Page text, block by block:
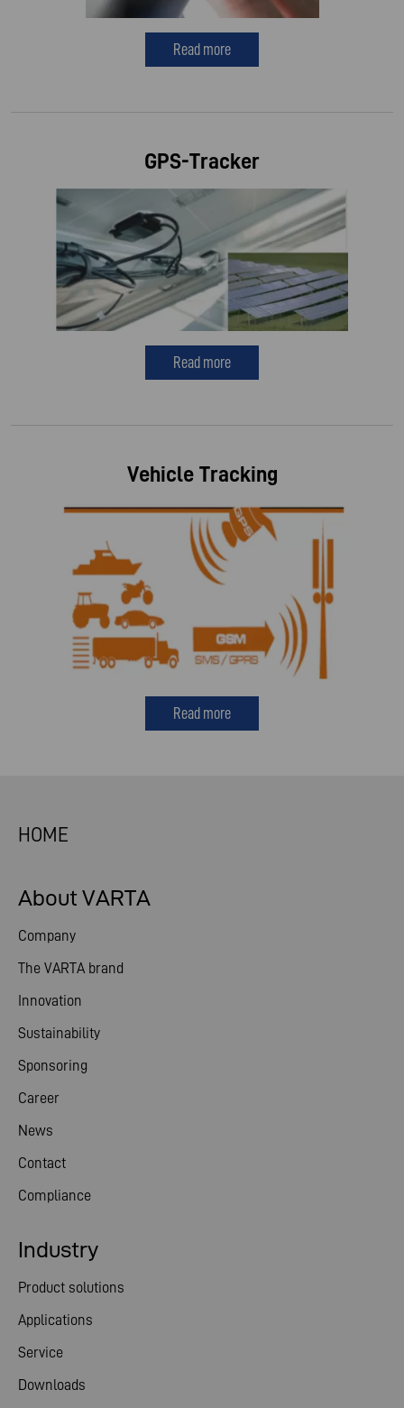
Read more
GPS-Tracker
Read more
Vehicle Tracking
Read more
HOME
About VARTA
Company
The VARTA brand
Innovation
Sustainability
Sponsoring
Career
News
Contact
Compliance
Industry
Product solutions
Applications
Service
Downloads